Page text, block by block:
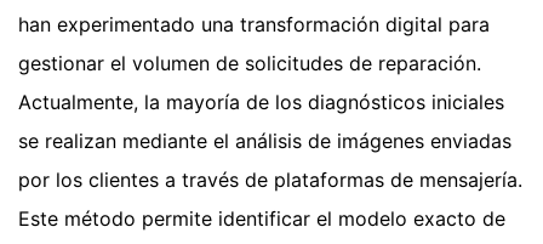
han experimentado una transformación digital para
gestionar el volumen de solicitudes de reparación.
Actualmente, la mayoría de los diagnósticos iniciales
se realizan mediante el análisis de imágenes enviadas
por los clientes a través de plataformas de mensajería.
Este método permite identificar el modelo exacto de